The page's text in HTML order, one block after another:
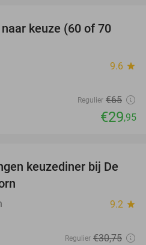
54%
keuze (60 of 70
9.6 star
Regulier €65
€29,95
35%
keuzediner bij De
9.2 star
Regulier €30,75